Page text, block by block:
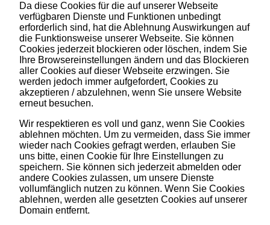
Da diese Cookies für die auf unserer Webseite
verfügbaren Dienste und Funktionen unbedingt
erforderlich sind, hat die Ablehnung Auswirkungen auf
die Funktionsweise unserer Webseite. Sie können
Cookies jederzeit blockieren oder löschen, indem Sie
Ihre Browsereinstellungen ändern und das Blockieren
aller Cookies auf dieser Webseite erzwingen. Sie
werden jedoch immer aufgefordert, Cookies zu
akzeptieren / abzulehnen, wenn Sie unsere Website
erneut besuchen.
Wir respektieren es voll und ganz, wenn Sie Cookies
ablehnen möchten. Um zu vermeiden, dass Sie immer
wieder nach Cookies gefragt werden, erlauben Sie
uns bitte, einen Cookie für Ihre Einstellungen zu
speichern. Sie können sich jederzeit abmelden oder
andere Cookies zulassen, um unsere Dienste
vollumfänglich nutzen zu können. Wenn Sie Cookies
ablehnen, werden alle gesetzten Cookies auf unserer
Domain entfernt.